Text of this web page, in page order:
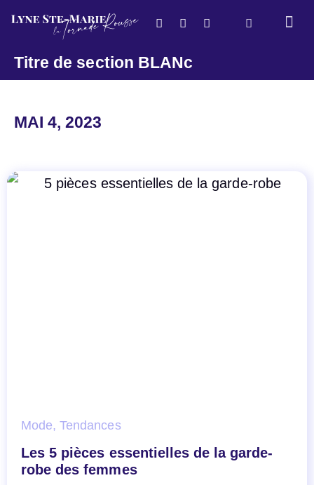
Titre de section BLANc
MAI 4, 2023
Mode,Tendances
Les 5 pièces essentielles de la garde-
robe des femmes